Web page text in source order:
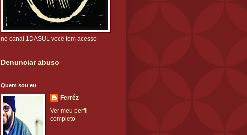
no canal 1DASUL você tem acesso
Denunciar abuso
Quem sou eu
Ferréz
Ver meu perfil
completo